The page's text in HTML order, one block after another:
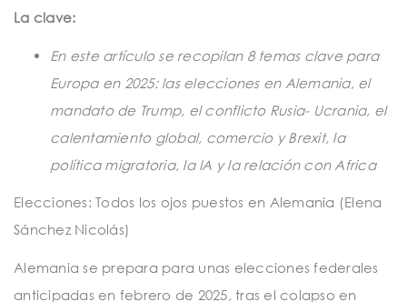
o
La clave:
En este artículo se recopilan 8 temas clave para
Europa en 2025: las elecciones en Alemania, el
mandato de Trump, el conflicto Rusia- Ucrania, el
calentamiento global, comercio y Brexit, la
política migratoria, la IA y la relación con Africa
Elecciones: Todos los ojos puestos en Alemania (Elena
Sánchez Nicolás)
Alemania se prepara para unas elecciones federales
anticipadas en febrero de 2025, tras el colapso en